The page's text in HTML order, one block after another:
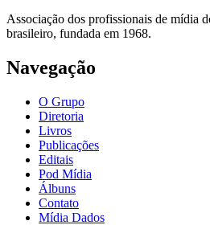
Associação dos profissionais de mídia
brasileiro, fundada em 1968.
Navegação
O Grupo
Diretoria
Livros
Publicações
Editais
Pod Mídia
Álbuns
Contato
Mídia Dados